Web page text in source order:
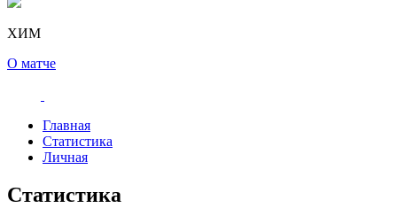
ХИМ
О матче
Главная
Статистика
Личная
Статистика